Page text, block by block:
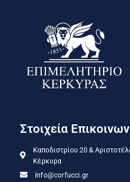
Στοιχεία
Καποδιστρίου 20 &
Κέρκυρα
info@corfucci.gr